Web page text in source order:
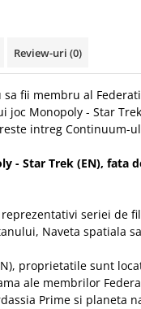
Review-uri (0)
fii membru al
joc Monopoly - Star
intreg Continuum-
- Star Trek (EN), fata
seriei de
Naveta spatiala
proprietatile sunt
ale membrilor
Prime si planeta